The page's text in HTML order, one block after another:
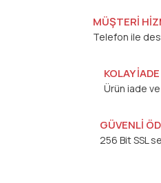
MÜŞTERİ
Telefon ile
KOLAY İADE
Ürün iade
GÜVENLİ
256 Bit SSL